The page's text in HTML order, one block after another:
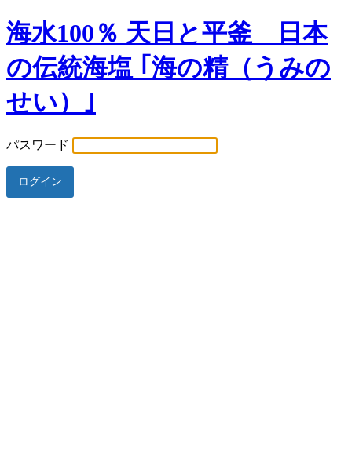
海水100％ 天日と平釜 日本
の伝統海塩 ｢海の精（うみの
せい）｣
パスワード